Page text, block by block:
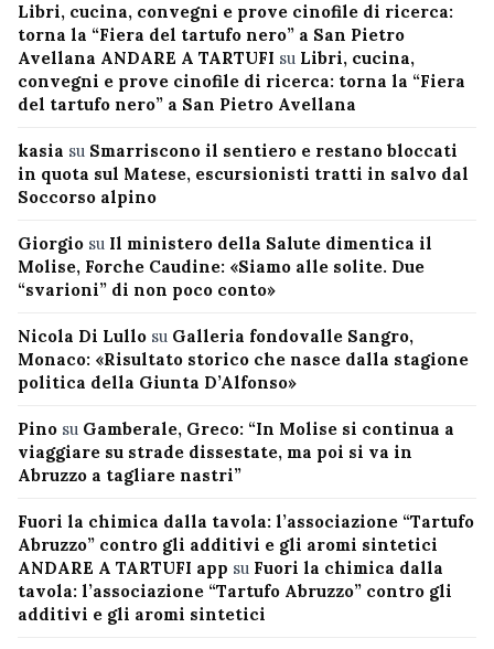
Libri, cucina, convegni e prove cinofile di ricerca:
torna la “Fiera del tartufo nero” a San Pietro
Avellana ANDARE A TARTUFI su Libri, cucina,
convegni e prove cinofile di ricerca: torna la “Fiera
del tartufo nero” a San Pietro Avellana
kasia su Smarriscono il sentiero e restano bloccati
in quota sul Matese, escursionisti tratti in salvo dal
Soccorso alpino
Giorgio su Il ministero della Salute dimentica il
Molise, Forche Caudine: «Siamo alle solite. Due
“svarioni” di non poco conto»
Nicola Di Lullo su Galleria fondovalle Sangro,
Monaco: «Risultato storico che nasce dalla stagione
politica della Giunta D’Alfonso»
Pino su Gamberale, Greco: “In Molise si continua a
viaggiare su strade dissestate, ma poi si va in
Abruzzo a tagliare nastri”
Fuori la chimica dalla tavola: l’associazione “Tartufo
Abruzzo” contro gli additivi e gli aromi sintetici
ANDARE A TARTUFI app su Fuori la chimica dalla
tavola: l’associazione “Tartufo Abruzzo” contro gli
additivi e gli aromi sintetici